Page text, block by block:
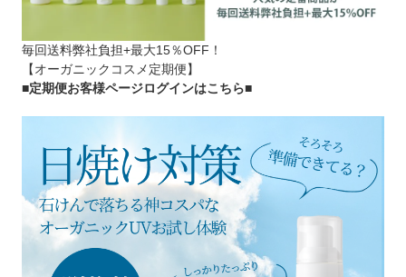
毎回送料弊社負担+最大15％OFF！
【オーガニックコスメ定期便】
■定期便お客様ページログインはこちら■